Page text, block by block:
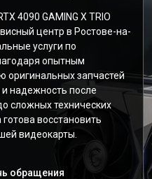
4090 GAMING X TRIO
центр в Ростове-на-
услуги по
опытным
оригинальных запчастей
надежность после
сложных технических
восстановить
видеокарты.
обращения